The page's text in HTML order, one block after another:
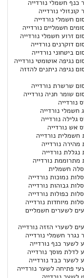
כנף חשמלי נורדייה
נורדייה
חשמלי נורדייה
חשמליים נורדייה
זרוע חשמלי נורדייה
דוקרנים נורדייה
ביטחוני נורדייה
נגיפה אוטומטי נורדייה
נגיפה ניתנים להזזה
שרשרת נורדייה
שומר חניה נורדייה
נורדייה
חשמלי נורדייה
גלילה נורדייה
אש נורדייה
חשמלית נורדייה
מהירה נורדייה
נגללת נורדייה
מתרוממת נורדייה
חשמלית
נמוכות נורדייה
גבוהות נורדייה
כפולות נורדייה
מיוחדות נורדייה
לשערים חשמליים
לשערי הזזה נורדייה
נגרר חשמלי נורדייה
לשער כנף נורדייה
לדלת מוסך נורדייה
לשער כבד נורדייה
פתיחה לשער נורדייה